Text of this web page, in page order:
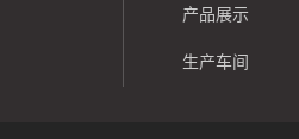
产品展示
生产车间